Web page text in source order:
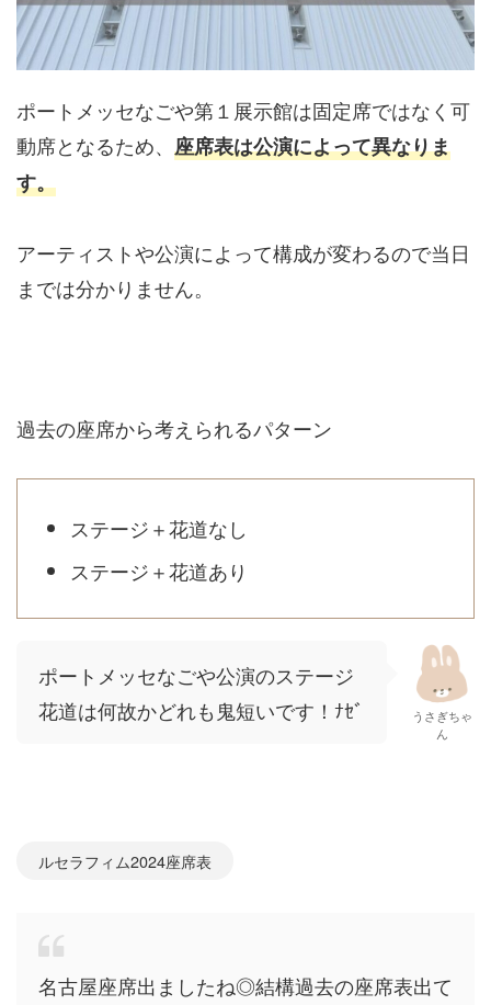
ポートメッセなごや第１展示館は固定席ではなく可
動席となるため、 座席表は公演によって異なりま
す。
アーティストや公演によって構成が変わるので当日
までは分かりません。
過去の座席から考えられるパターン
ステージ＋花道なし
ステージ＋花道あり
ポートメッセなごや公演のステージ
花道は何故かどれも鬼短いです！ﾅｾﾞ
うさぎちゃ
ん
ルセラフィム2024座席表
名古屋座席出ましたね◎結構過去の座席表出て